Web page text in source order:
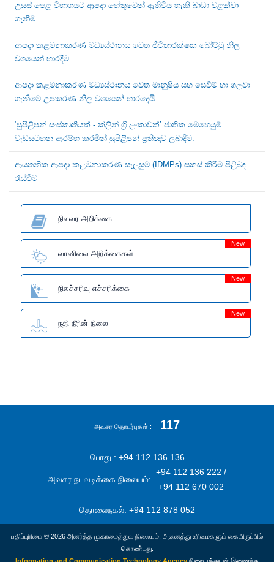
උසස් පෙළ විභාගයට ආපදා හේතුවෙන් ඇතිවිය හැකි බාධා වළක්වා
ගැනීම
ආපදා කළමනාකරණ මධ්‍යස්ථානය වෙත ජීවිතාරක්ෂක බෝට්ටු නිල
වශයෙන් භාරදීම
ආපදා කළමනාකරණ මධ්‍යස්ථානය වෙත මානුෂීය සහ සෙවීම් හා ගලවා
ගැනීමේ උපකරණ නිල වශයෙන් භාරදෙයි
‘සුපිළිපන් සංස්කෘතියක් - ක්ලීන් ශ්‍රී ලංකාවක්’ ජාතික මෙහෙයුම්
වැඩසටහන ආරම්භ කරමින් සුපිළිපන් ප්‍රතිඥාව ලබාදීම.
ආයතනික ආපදා කළමනාකරණ සැලසුම් (IDMPs) සකස් කිරීම පිළිබඳ
රැස්වීම
நிலவர அறிக்கை
வானிலை அறிக்கைகள்
New
நிலச்சரிவு எச்சரிக்கை
New
நதி நீரின் நிலை
New
அவசர தொடர்புகள் 117
பொது.: +94 112 136 136
அவசர நடவடிக்கை நிலையம்:
+94 112 136 222 /
+94 112 670 002
தொலைநகல்: +94 112 878 052
பதிப்புரிமை © 2026 அனர்த்த முகாமைத்துவ நிலையம். அனைத்து உரிமைகளும் கையிருப்பில்
கொண்டது.